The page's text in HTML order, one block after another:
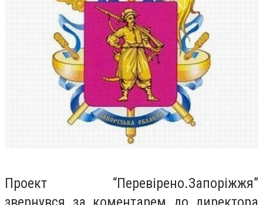
Проект “Перевірено.Запоріжжя”